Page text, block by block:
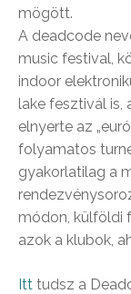
mögött.
A deadcode
music festival,
indoor
lake fesztivál is,
elnyerte az
folyamatos
gyakorlatilag a
módon, külföldi
azok a klubok,
Itt tudsz a